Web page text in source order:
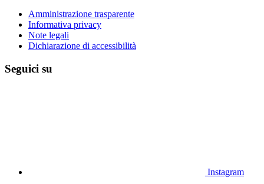
Amministrazione trasparente
Informativa privacy
Note legali
Dichiarazione di accessibilità
Seguici su
Instagram